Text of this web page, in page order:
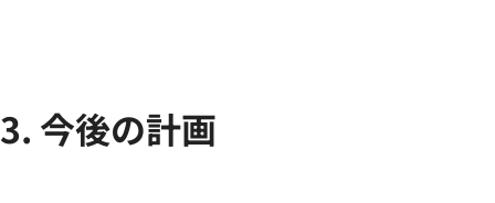
3. 今後の計画